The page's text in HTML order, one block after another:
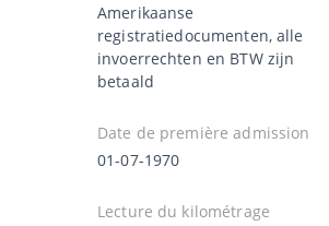
Amerikaanse
registratiedocumenten, alle
invoerrechten en BTW zijn
betaald
Date de première admission
01-07-1970
Lecture du kilométrage